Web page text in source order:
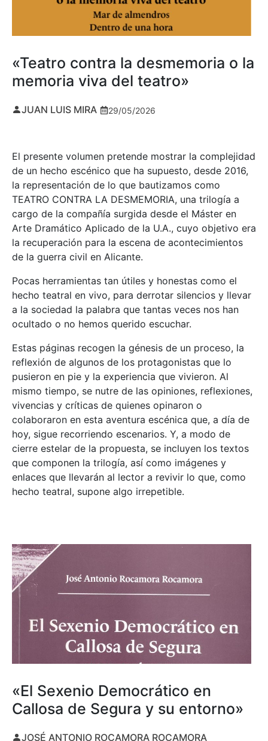
«Teatro contra la desmemoria o la
memoria viva del teatro»
JUAN LUIS MIRA 29/05/2026
El presente volumen pretende mostrar la complejidad
de un hecho escénico que ha supuesto, desde 2016,
la representación de lo que bautizamos como
TEATRO CONTRA LA DESMEMORIA, una trilogía a
cargo de la compañía surgida desde el Máster en
Arte Dramático Aplicado de la U.A., cuyo objetivo era
la recuperación para la escena de acontecimientos
de la guerra civil en Alicante.
Pocas herramientas tan útiles y honestas como el
hecho teatral en vivo, para derrotar silencios y llevar
a la sociedad la palabra que tantas veces nos han
ocultado o no hemos querido escuchar.
Estas páginas recogen la génesis de un proceso, la
reflexión de algunos de los protagonistas que lo
pusieron en pie y la experiencia que vivieron. Al
mismo tiempo, se nutre de las opiniones, reflexiones,
vivencias y críticas de quienes opinaron o
colaboraron en esta aventura escénica que, a día de
hoy, sigue recorriendo escenarios. Y, a modo de
cierre estelar de la propuesta, se incluyen los textos
que componen la trilogía, así como imágenes y
enlaces que llevarán al lector a revivir lo que, como
hecho teatral, supone algo irrepetible.
«El Sexenio Democrático en
Callosa de Segura y su entorno»
JOSÉ ANTONIO ROCAMORA ROCAMORA